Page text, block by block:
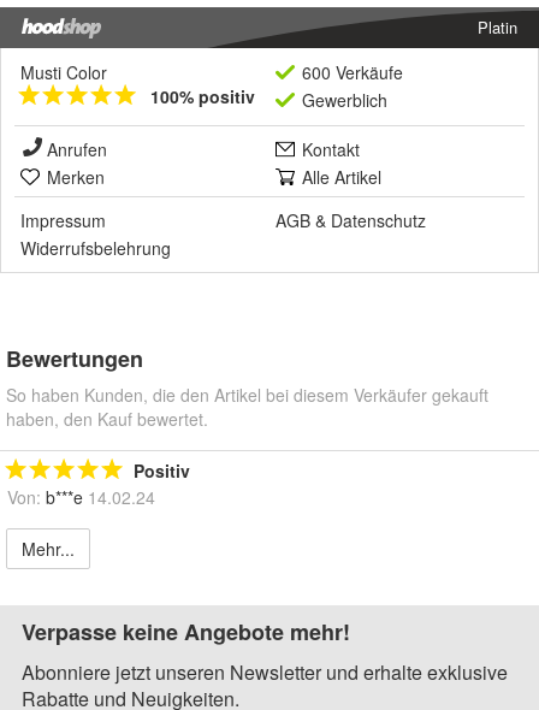
Platin
Musti Color
100% positiv
600 Verkäufe
Gewerblich
Anrufen
Kontakt
Merken
Alle Artikel
Impressum
AGB & Datenschutz
Widerrufsbelehrung
Bewertungen
So haben Kunden, die den Artikel bei diesem Verkäufer gekauft
haben, den Kauf bewertet.
Positiv
Von: b***e 14.02.24
Mehr...
Verpasse keine Angebote mehr!
Abonniere jetzt unseren Newsletter und erhalte exklusive
Rabatte und Neuigkeiten.